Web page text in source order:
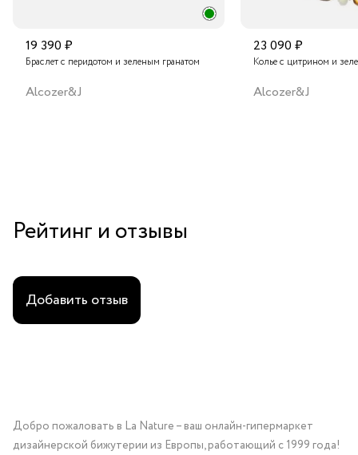
19 390 ₽
Браслет с перидотом и зеленым гранатом
Alcozer&J
23 090 ₽
Колье с цитрином и
Alcozer&J
Рейтинг и отзывы
Добавить отзыв
Добро пожаловать в La Nature – ваш онлайн-гипермаркет
дизайнерской бижутерии из Европы, работающий с 1999 года!